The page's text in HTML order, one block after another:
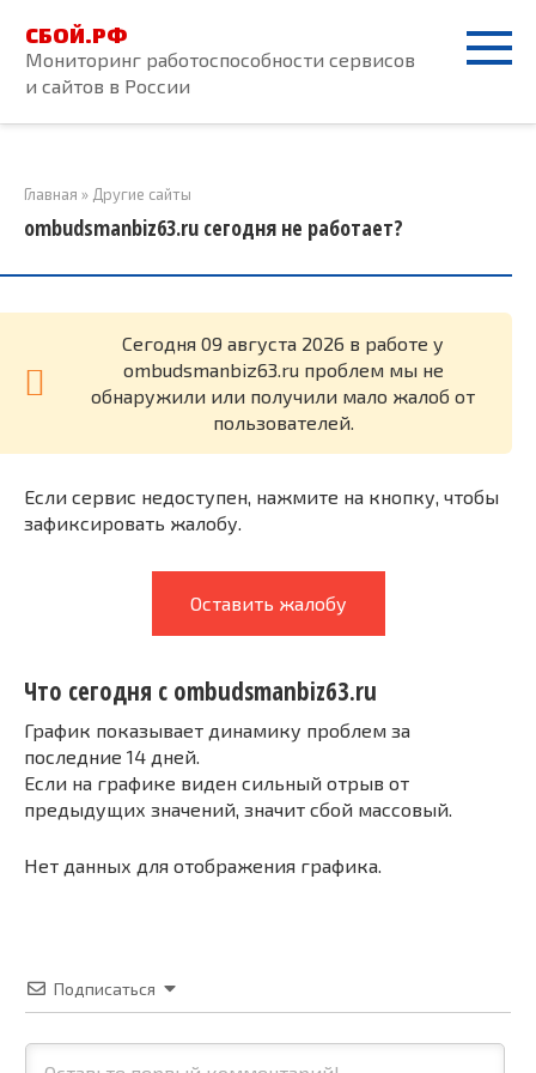
контенту
СБОЙ.РФ
Мониторинг работоспособности сервисов
и сайтов в России
Главная » Другие сайты
ombudsmanbiz63.ru сегодня не работает?
Cегодня 09 августа 2026 в работе у
ombudsmanbiz63.ru проблем мы не
обнаружили или получили мало жалоб от
пользователей.
Если сервис недоступен, нажмите на кнопку, чтобы
зафиксировать жалобу.
Оставить жалобу
Что сегодня с ombudsmanbiz63.ru
График показывает динамику проблем за
последние 14 дней.
Если на графике виден сильный отрыв от
предыдущих значений, значит сбой массовый.
Нет данных для отображения графика.
Подписаться